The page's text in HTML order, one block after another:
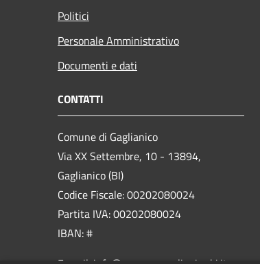
Politici
Personale Amministrativo
Documenti e dati
CONTATTI
Comune di Gaglianico
Via XX Settembre, 10 - 13894,
Gaglianico (BI)
Codice Fiscale: 00202080024
Partita IVA: 00202080024
IBAN: #